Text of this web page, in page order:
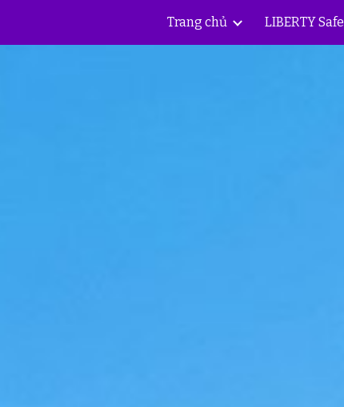
Skip to main contentTrang chủ LIBERTY Safe